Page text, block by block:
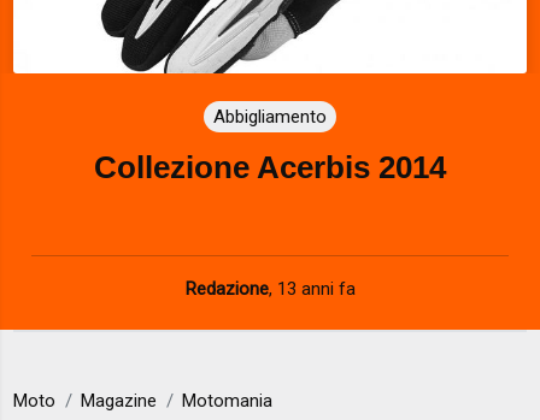
Abbigliamento
Collezione Acerbis 2014
Redazione, 13 anni fa
Moto Magazine Motomania